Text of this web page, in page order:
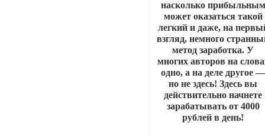
насколько прибыльным
может оказаться такой
легкий и даже, на
взгляд, немного
метод заработка. У
многих авторов на
одно, а на деле другое —
но не здесь! Здесь вы
действительно начнете
зарабатывать от 4000
рублей в день!